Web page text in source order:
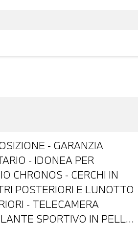
- GARANZIA
- IDONEA PER
CHRONOS - CERCHI IN
POSTERIORI E LUNOTTO
- TELECAMERA
SPORTIVO IN PELLE